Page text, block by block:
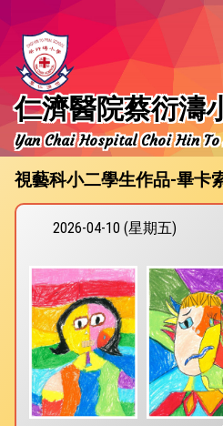
仁濟醫院蔡衍濤
Yan Chai Hospital Choi Hin
視藝科小二學生作品-畢卡
2026-04-10 (星期五)